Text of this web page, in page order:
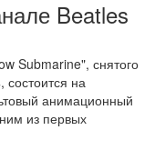
Beatles
Submarine", снятого
, состоится на
анимационный
из первых